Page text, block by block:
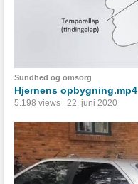
Sundhed og omsorg
Hjernens opbygning.mp4
5.198 views 22. juni 2020